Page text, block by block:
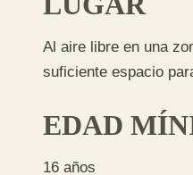
Al aire libre en una
suficiente espacio
EDAD
16 años